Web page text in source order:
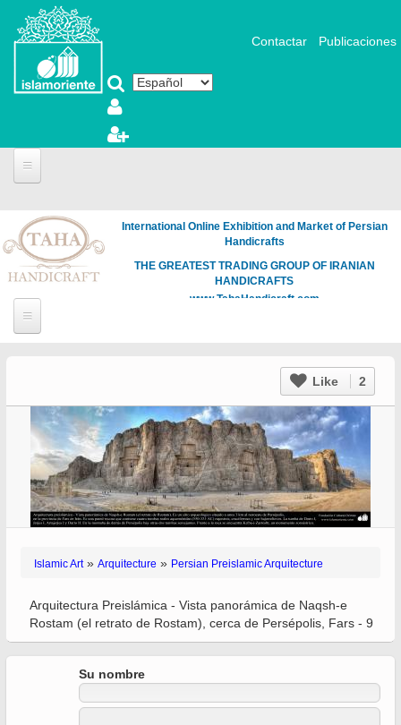
Pasar al contenido principal
Contactar Publicaciones
International Online Exhibition and Market of Persian
Handicrafts
THE GREATEST TRADING GROUP OF IRANIAN
HANDICRAFTS
www.TahaHandicraft.com
Like 2
Islamic Art» Arquitecture » Persian Preislamic Arquitecture
Arquitectura Preislámica - Vista panorámica de Naqsh-e
Rostam (el retrato de Rostam), cerca de Persépolis, Fars - 9
Su nombre